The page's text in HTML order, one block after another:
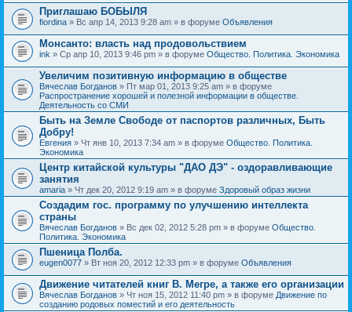
я
т
е
м
а
с
о
д
е
р
ж
и
т
о
п
р
о
с
.
о
ж
е
н
и
я
Приглашаю БОБЫЛЯ
fiordina » Вс апр 14, 2013 9:28 am » в форуме Объявления
Монсанто: власть над продовольствием
ink » Ср апр 10, 2013 9:46 pm » в форуме Общество. Политика. Экономика
Увеличим позитивную информацию в обществе
Вячеслав Богданов » Пт мар 01, 2013 9:25 am » в форуме
Распространение хорошей и полезной информации в обществе.
Деятельность со СМИ
Быть на Земле Свободе от паспортов различных, Быть
Добру!
Евгения » Чт янв 10, 2013 7:34 am » в форуме Общество. Политика.
Экономика
Центр китайской культуры "ДАО ДЭ" - оздоравливающие
занятия
amaria » Чт дек 20, 2012 9:19 am » в форуме Здоровый образ жизни
Создадим гос. программу по улучшению интеллекта
страны
Вячеслав Богданов » Вс дек 02, 2012 5:28 pm » в форуме Общество.
Политика. Экономика
Пшеница Полба.
eugen0077 » Вт ноя 20, 2012 12:33 pm » в форуме Объявления
Движение читателей книг В. Мегре, а также его организации
Вячеслав Богданов » Чт ноя 15, 2012 11:40 pm » в форуме Движение по
созданию родовых поместий и его деятельность